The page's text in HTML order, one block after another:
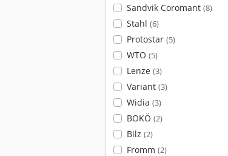
Sandvik Coromant (8)
Stahl (6)
Protostar (5)
WTO (5)
Lenze (3)
Variant (3)
Widia (3)
BOKÖ (2)
Bilz (2)
Fromm (2)